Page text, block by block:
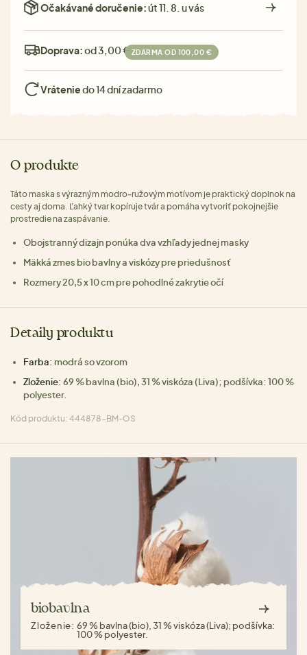
Očakávané doručenie:út 11. 8. u vás
Doprava:od 3,00 € ZDARMA OD 100,00 €
Vráteniedo 14 dní zadarmo
O produkte
Táto maska s výrazným modro‑ružovým motívom je praktický doplnok na
cesty aj doma. Ľahký tvar kopíruje tvár a pomáha vytvoriť pokojnejšie
prostredie na zaspávanie.
Obojstranný dizajn ponúka dva vzhľady jednej masky
Mäkká zmes bio bavlny a viskózy pre priedušnosť
Rozmery 20,5 x 10 cm pre pohodlné zakrytie očí
Detaily produktu
Farba: modrá so vzorom
Zloženie: 69 % bavlna (bio), 31 % viskóza (Liva); podšívka: 100 %
polyester.
Kód produktu: 444878-BM-OS
biobavlna
Zloženie: 69 % bavlna (bio), 31 % viskóza (Liva); podšívka:
100 % polyester.